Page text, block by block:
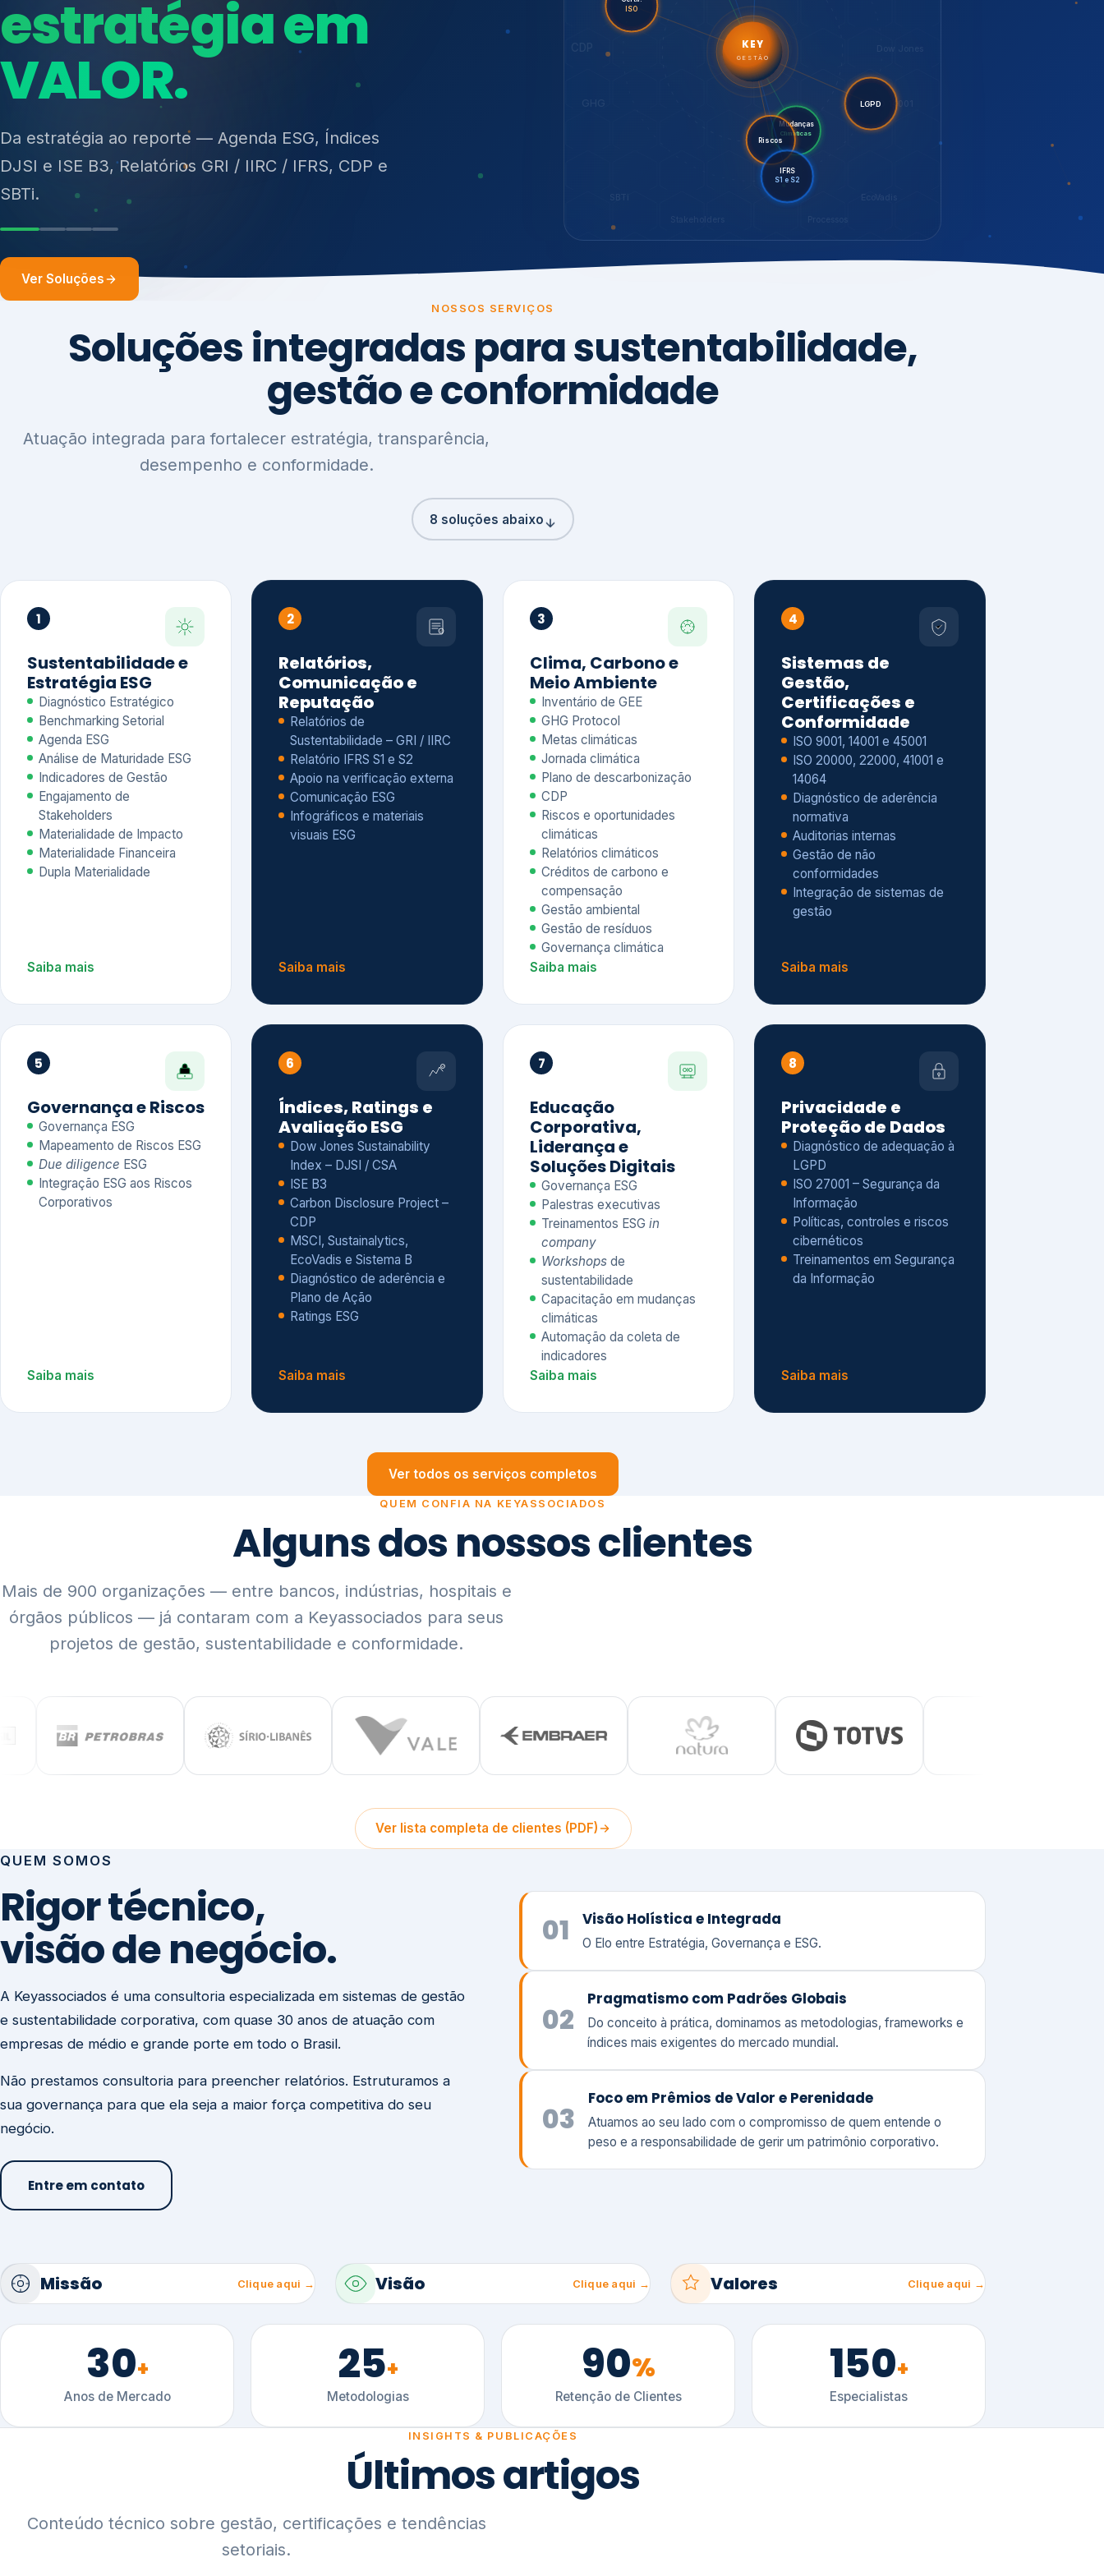
ISO 27701, ISO 42001, ISO 37001, ISO 9001, ISO
14001, ISO 45001, ONA e PNQ — Gestão de resíduos
sólidos (PGRS/PMGRS).
Ver Soluções
Processos
EcoVadis
Mudanças
Climáticas
Riscos
S1 e S2
Soluções integradas para sustentabilidade,
gestão e conformidade
Atuação integrada para fortalecer estratégia, transparência,
desempenho e conformidade.
Estratégia ESG
Benchmarking Setorial
Agenda ESG
Análise de Maturidade ESG
Indicadores de Gestão
Engajamento de
Stakeholders
Materialidade de Impacto
Materialidade Financeira
Dupla Materialidade
Saiba mais
Comunicação e
Relatórios de
Sustentabilidade – GRI / IIRC
Relatório IFRS S1 e S2
Apoio na verificação externa
Comunicação ESG
Infográficos e materiais
visuais ESG
Meio Ambiente
GHG Protocol
Metas climáticas
Jornada climática
Plano de descarbonização
CDP
Riscos e oportunidades
climáticas
Relatórios climáticos
Créditos de carbono e
compensação
Gestão ambiental
Gestão de resíduos
Governança climática
Saiba mais
Gestão,
Conformidade
ISO 9001, 14001 e 45001
ISO 20000, 22000, 41001 e
14064
Diagnóstico de aderência
normativa
Auditorias internas
Gestão de não
conformidades
Integração de sistemas de
gestão
Saiba mais
Governança e Riscos
Due diligence
Integração ESG aos Riscos
Índices, Ratings e
Avaliação ESG
Index – DJSI / CSA
ISE B3
Carbon Disclosure Project –
CDP
MSCI, Sustainalytics,
EcoVadis e Sistema B
Diagnóstico de aderência e
Plano de Ação
Ratings ESG
Saiba mais
7
Educação
Corporativa,
Soluções Digitais
Governança ESG
Palestras executivas
Treinamentos ESG
company
Workshopsde
sustentabilidade
Capacitação em mudanças
climáticas
Automação da coleta de
indicadores
Saiba mais
Privacidade e
Proteção de Dados
LGPD
ISO 27001 – Segurança da
Informação
Políticas, controles e riscos
cibernéticos
Treinamentos em Segurança
da Informação
Saiba mais
Ver todos os serviços completos
QUEM CONFIA NA KEYASSOCIADOS
Mais de 900 organizações — entre bancos, indústrias, hospitais e
órgãos públicos — já contaram com a Keyassociados para seus
projetos de gestão, sustentabilidade e conformidade.
Ver lista completa de clientes (PDF)
visão de negócio.
A Keyassociados é uma consultoria especializada em sistemas de gestão
e sustentabilidade corporativa, com quase 30 anos de atuação com
empresas de médio e grande porte em todo o Brasil.
Não prestamos consultoria para preencher relatórios. Estruturamos a
sua governança para que ela seja a maior força competitiva do seu
negócio.
Entre em contato
01 Visão Holística e Integrada
O Elo entre Estratégia, Governança e ESG.
02
Pragmatismo com Padrões Globais
Do conceito à prática, dominamos as metodologias, frameworks e
índices mais exigentes do mercado mundial.
03
Foco em Prêmios de Valor e Perenidade
Atuamos ao seu lado com o compromisso de quem entende o
peso e a responsabilidade de gerir um patrimônio corporativo.
Missão
30+
Anos de Mercado
25+
Metodologias
90%
Retenção de Clientes
150+
INSIGHTS & PUBLICAÇÕES
Últimos artigos
Conteúdo técnico sobre gestão, certificações e tendências